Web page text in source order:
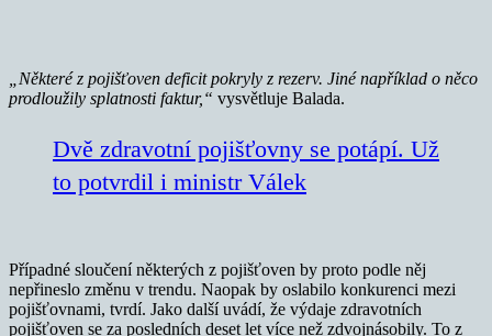
„Některé z pojišťoven deficit pokryly z rezerv. Jiné například o něco
prodloužily splatnosti faktur,“ vysvětluje Balada.
Dvě zdravotní pojišťovny se potápí. Už
to potvrdil i ministr Válek
Případné sloučení některých z pojišťoven by proto podle něj
nepřineslo změnu v trendu. Naopak by oslabilo konkurenci mezi
pojišťovnami, tvrdí. Jako další uvádí, že výdaje zdravotních
pojišťoven se za posledních deset let více než zdvojnásobily. To z